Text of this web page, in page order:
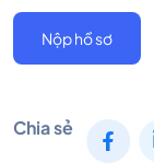
Nộp hồ sơ
Chia sẻ